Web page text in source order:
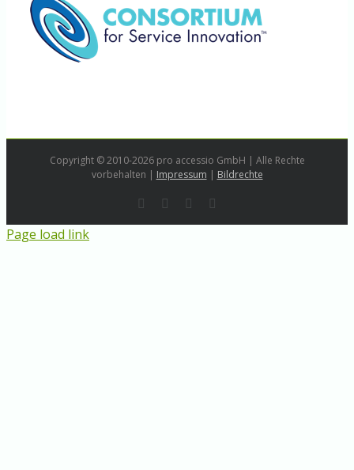
Copyright © 2010-2026 pro accessio GmbH | Alle Rechte
vorbehalten | Impressum | Bildrechte
LinkedInInstagram
Page load link